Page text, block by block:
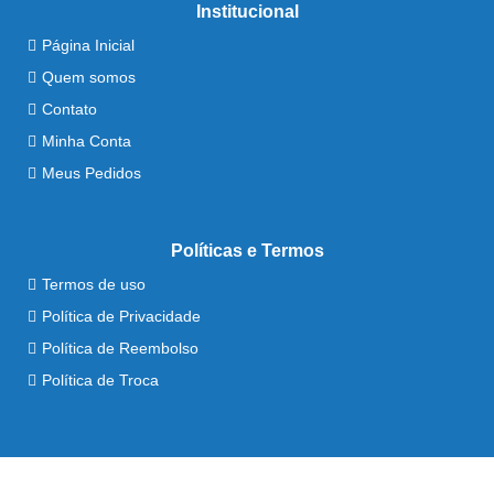
Institucional
Página Inicial
Quem somos
Contato
Minha Conta
Meus Pedidos
Políticas e Termos
Termos de uso
Política de Privacidade
Política de Reembolso
Política de Troca